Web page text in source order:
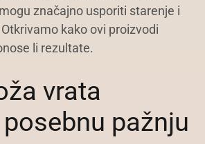
značajno usporiti starenje i
kako ovi proizvodi
li rezultate.
vrata
pažnju